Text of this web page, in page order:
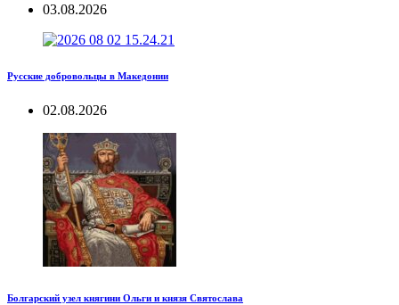
03.08.2026
Русские добровольцы в Македонии
02.08.2026
Болгарский узел княгини Ольги и князя Святослава